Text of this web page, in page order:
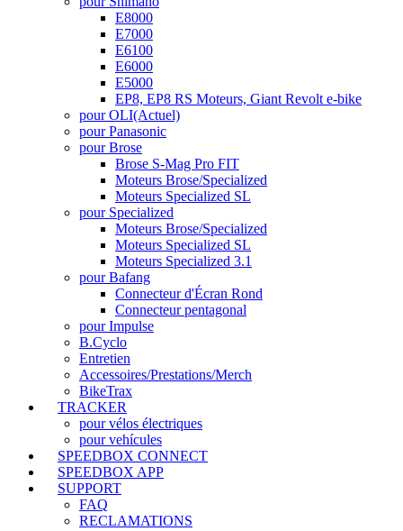
E8000
E7000
E6100
E6000
E5000
EP8, EP8 RS Moteurs, Giant Revolt e-bike
pour OLI(Actuel)
pour Panasonic
pour Brose
Brose S-Mag Pro FIT
Moteurs Brose/Specialized
Moteurs Specialized SL
pour Specialized
Moteurs Brose/Specialized
Moteurs Specialized SL
Moteurs Specialized 3.1
pour Bafang
Connecteur d'Écran Rond
Connecteur pentagonal
pour Impulse
B.Cyclo
Entretien
Accessoires/Prestations/Merch
BikeTrax
TRACKER
pour vélos électriques
pour vehícules
SPEEDBOX CONNECT
SPEEDBOX APP
SUPPORT
FAQ
RECLAMATIONS